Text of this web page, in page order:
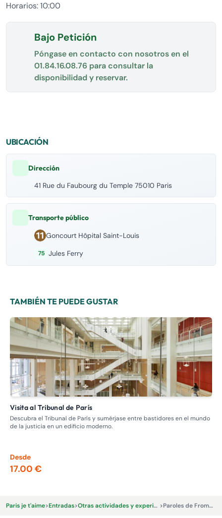
Horarios: 10:00
Bajo Petición
Póngase en contacto con nosotros en el
01.84.16.08.76 para consultar la
disponibilidad y reservar.
UBICACIÓN
Dirección
41 Rue du Faubourg du Temple 75010 Paris
Transporte público
Goncourt Hôpital Saint-Louis
75 Jules Ferry
TAMBIÉN TE PUEDE GUSTAR
Visita al Tribunal de París
Descubra el Tribunal de París y sumérjase entre bastidores en el mundo
de la justicia en un edificio moderno.
Desde
17.00 €
Paris je t'aime>Entradas> Otras actividades y experiencias. > Paroles de Fromagers